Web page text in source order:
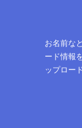
お名前な
ード情報
ップロー